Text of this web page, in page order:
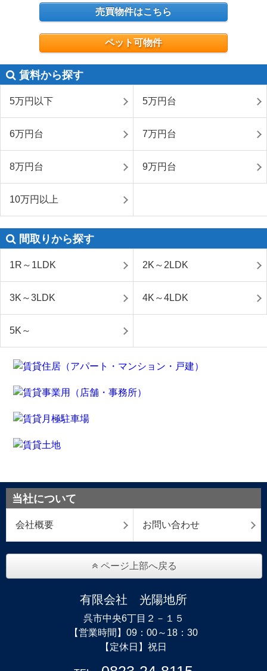
売買物件はこちら
ペット可物件
賃料から探す
5万円以下 5万円台
6万円台 7万円台
8万円台 9万円台
10万円以上
間取りから探す
1R～1LDK 2K～2LDK
3K～3LDK 4K～4LDK
5K～
当社について
会社概要 お問い合わせ
ページ上部へ戻る
有限会社 光陽地所
呉市中央6丁目２－１５
【営業時間】09：00～18：30
【定休日】祝日